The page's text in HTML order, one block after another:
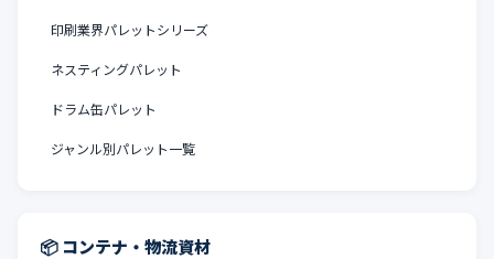
印刷業界パレットシリーズ
ネスティングパレット
ドラム缶パレット
ジャンル別パレット一覧
📦 コンテナ・物流資材